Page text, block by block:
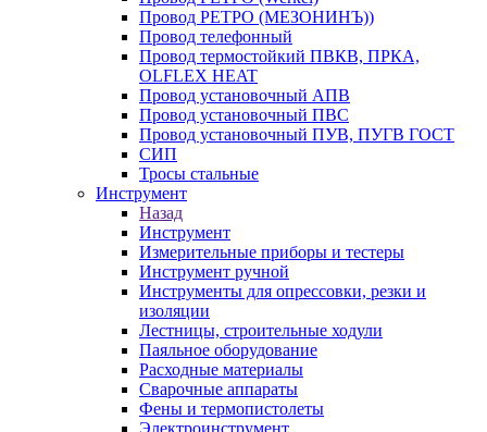
Провод РЕТРО (МЕЗОНИНЪ))
Провод телефонный
Провод термостойкий ПВКВ, ПРКА,
OLFLEX HEAT
Провод установочный АПВ
Провод установочный ПВС
Провод установочный ПУВ, ПУГВ ГОСТ
СИП
Тросы стальные
Инструмент
Назад
Инструмент
Измерительные приборы и тестеры
Инструмент ручной
Инструменты для опрессовки, резки и
изоляции
Лестницы, строительные ходули
Паяльное оборудование
Расходные материалы
Сварочные аппараты
Фены и термопистолеты